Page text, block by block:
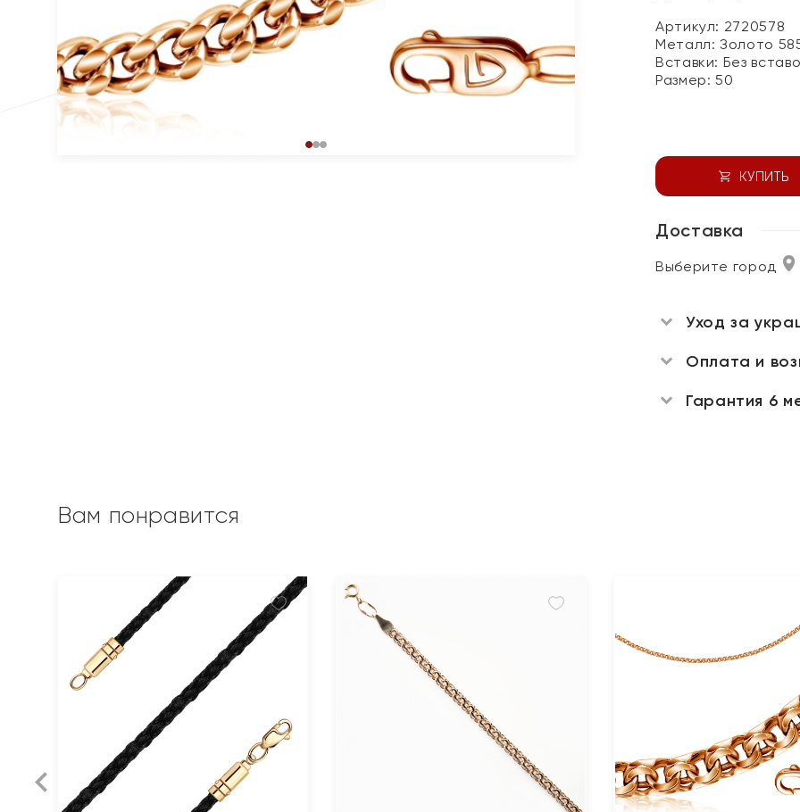
Артикул: 2720578
Металл:Золото
Вставки: Без
Размер:50
КУПИТЬ
Доставка
Выберите город
Уход за
Оплата и
Гарантия 6
Вам понравится